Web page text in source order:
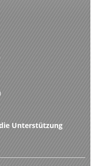
Unterstützung